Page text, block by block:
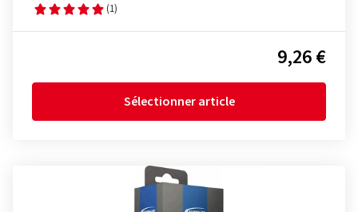
(1)
9,26 €
Sélectionner article